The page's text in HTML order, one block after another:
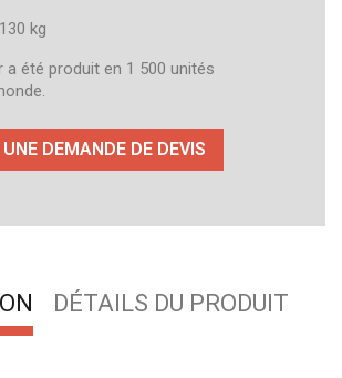
kg
a été produit en 1 500 unités
UNE DEMANDE DE DEVIS
DÉTAILS DU PRODUIT